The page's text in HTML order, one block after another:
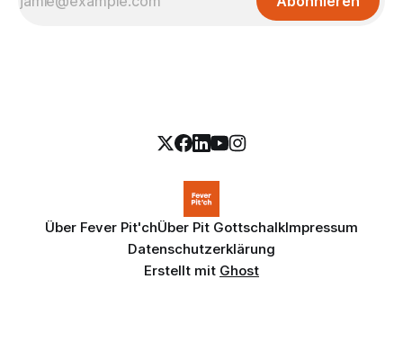
Über Fever Pit'chÜber Pit GottschalkImpressum
Datenschutzerklärung
Erstellt mit Ghost